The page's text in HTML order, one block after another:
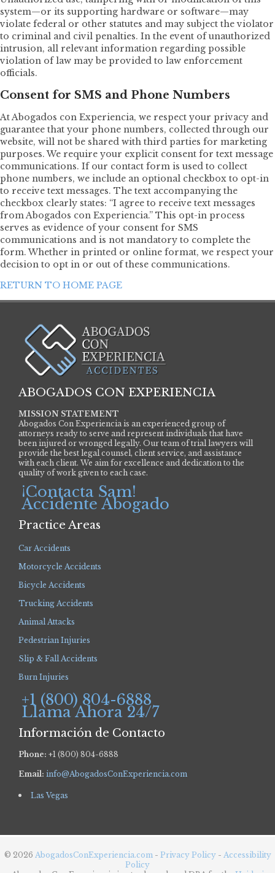
system—or its supporting hardware or software—may
violate federal or other statutes and may subject the violator
to criminal and civil penalties. In the event of unauthorized
intrusion, all relevant information regarding possible
violation of law may be provided to law enforcement
officials.
Consent for SMS and Phone Numbers
At Abogados con Experiencia, we respect your privacy and
guarantee that your phone numbers, collected through our
website, will not be shared with third parties for marketing
purposes. We require your explicit consent for text message
communications. If our contact form is used to collect
phone numbers, we include an optional checkbox to opt-in
to receive text messages. The text accompanying the
checkbox clearly states: “I agree to receive text messages
from Abogados con Experiencia.” This opt-in process
serves as evidence of your consent for SMS
communications and is not mandatory to complete the
form. Whether in printed or online format, we respect your
decision to opt in or out of these communications.
RETURN TO HOME PAGE
ABOGADOS CON EXPERIENCIA
MISSION STATEMENT
Abogados Con Experiencia is an experienced group of
attorneys ready to serve and represent individuals that have
been injured or wronged legally. Our team of trial lawyers will
provide the best legal counsel, client service, and assistance
with each client. We aim for excellence and dedication to the
quality of work given to each case.
¡Contacta Sam!
Accidente Abogado
Practice Areas
Car Accidents
Motorcycle Accidents
Bicycle Accidents
Trucking Accidents
Animal Attacks
Pedestrian Injuries
Slip & Fall Accidents
Burn Injuries
+1 (800) 804-6888
Llama Ahora 24/7
Información de Contacto
Phone: +1 (800) 804-6888
Email: info@AbogadosConExperiencia.com
Las Vegas
© 2026 AbogadosConExperiencia.com - Privacy Policy - Accessibility
Policy